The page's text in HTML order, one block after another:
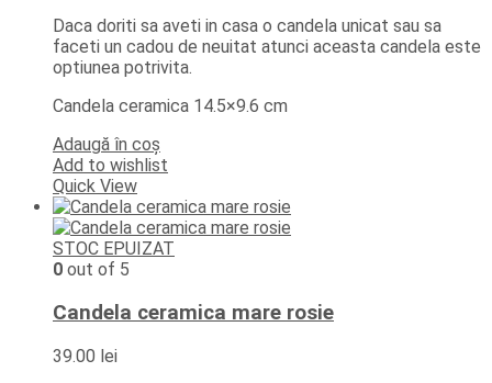
Daca doriti sa aveti in casa o candela unicat sau sa
faceti un cadou de neuitat atunci aceasta candela este
optiunea potrivita.
Candela ceramica 14.5×9.6 cm
Adaugă în coș
Add to wishlist
Quick View
STOC EPUIZAT
0 out of 5
Candela ceramica mare rosie
39.00 lei